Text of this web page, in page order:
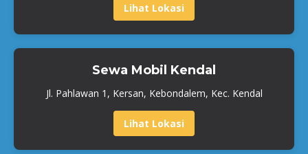
Lihat Lokasi
Sewa Mobil Kendal
Jl. Pahlawan 1, Kersan, Kebondalem, Kec. Kendal
Lihat Lokasi